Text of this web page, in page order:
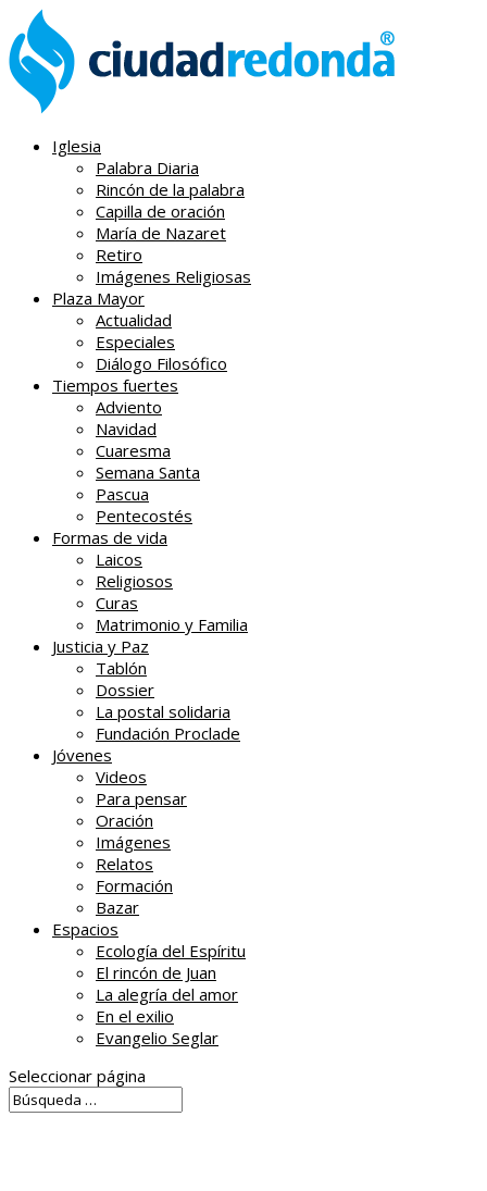
Iglesia
Palabra Diaria
Rincón de la palabra
Capilla de oración
María de Nazaret
Retiro
Imágenes Religiosas
Plaza Mayor
Actualidad
Especiales
Diálogo Filosófico
Tiempos fuertes
Adviento
Navidad
Cuaresma
Semana Santa
Pascua
Pentecostés
Formas de vida
Laicos
Religiosos
Curas
Matrimonio y Familia
Justicia y Paz
Tablón
Dossier
La postal solidaria
Fundación Proclade
Jóvenes
Videos
Para pensar
Oración
Imágenes
Relatos
Formación
Bazar
Espacios
Ecología del Espíritu
El rincón de Juan
La alegría del amor
En el exilio
Evangelio Seglar
Seleccionar página